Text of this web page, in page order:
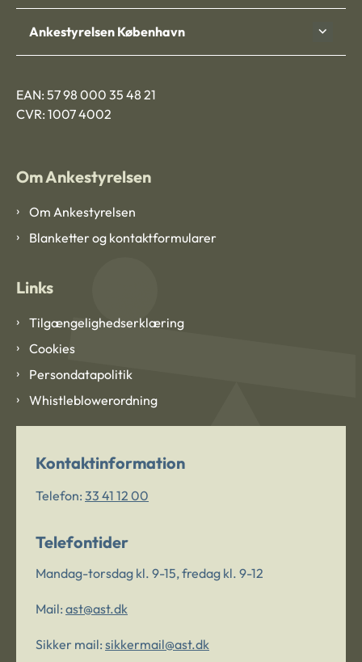
Ankestyrelsen København
EAN: 57 98 000 35 48 21
CVR: 1007 4002
Om Ankestyrelsen
Om Ankestyrelsen
Blanketter og kontaktformularer
Links
Tilgængelighedserklæring
Cookies
Persondatapolitik
Whistleblowerordning
Kontaktinformation
Telefon: 33 41 12 00
Telefontider
Mandag-torsdag kl. 9-15, fredag kl. 9-12
Mail: ast@ast.dk
Sikker mail: sikkermail@ast.dk